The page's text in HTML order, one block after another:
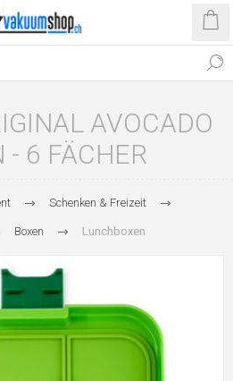
AVOCADO
- 6 FÄCHER
Schenken & Freizeit
Boxen Lunchboxen